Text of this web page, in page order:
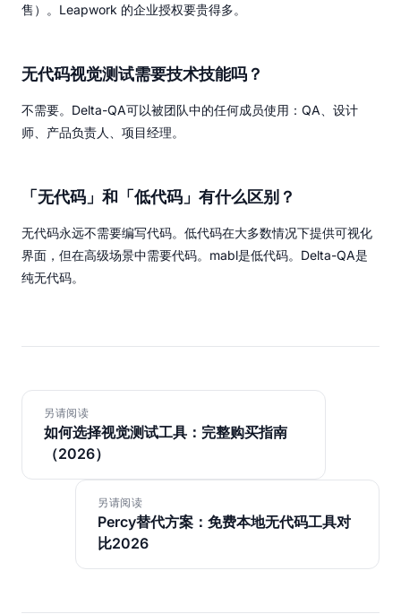
售）。Leapwork 的企业授权要贵得多。
无代码视觉测试需要技术技能吗？
不需要。Delta-QA可以被团队中的任何成员使用：QA、设计
师、产品负责人、项目经理。
「无代码」和「低代码」有什么区别？
无代码永远不需要编写代码。低代码在大多数情况下提供可视化
界面，但在高级场景中需要代码。mabl是低代码。Delta-QA是
纯无代码。
另请阅读
如何选择视觉测试工具：完整购买指南
（2026）
另请阅读
Percy替代方案：免费本地无代码工具对
比2026